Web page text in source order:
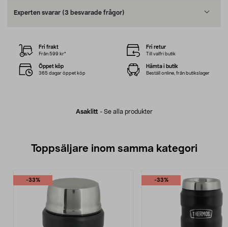
Experten svarar (3 besvarade frågor)
Asaklitt - Se alla produkter
Fri frakt
Från 599 kr*
Fri retur
Till valfri butik
Öppet köp
365 dagar öppet köp
Hämta i butik
Beställ online, från butikslager
Toppsäljare inom samma kategori
-33% -33%